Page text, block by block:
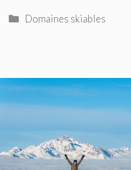
Catégories
Domaines skiables